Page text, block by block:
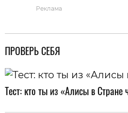
Реклама
ПРОВЕРЬ СЕБЯ
Тест: кто ты из «Алисы в Стране